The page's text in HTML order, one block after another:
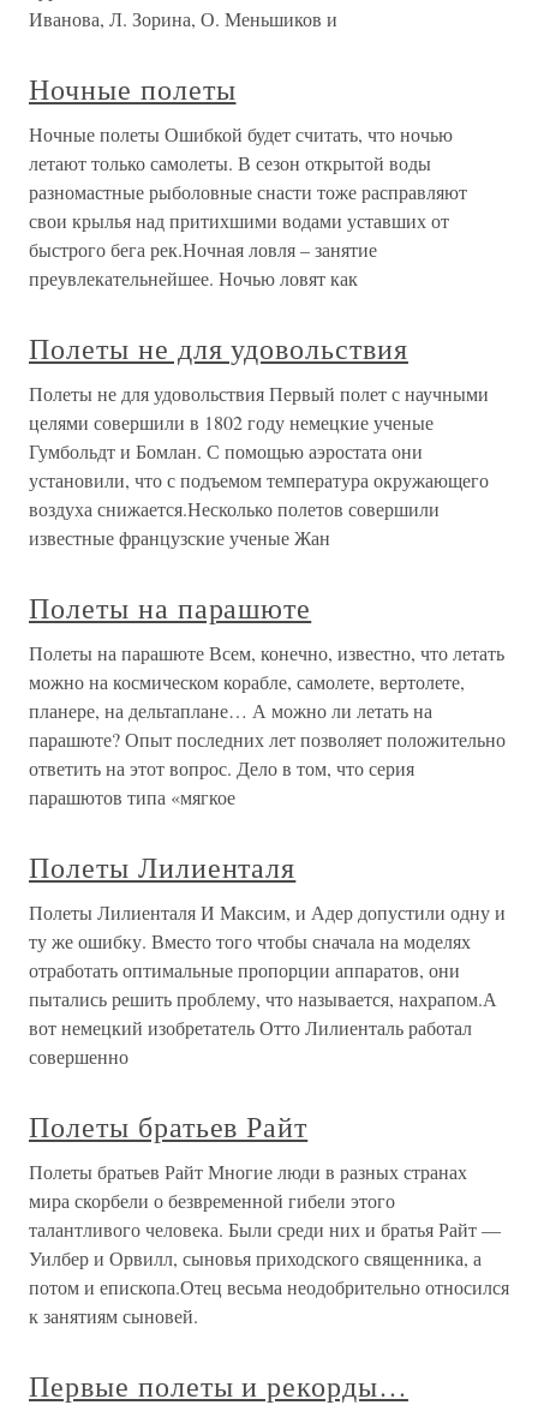
Иванова, Л. Зорина, О. Меньшиков и
Ночные полеты
Ночные полеты Ошибкой будет считать, что ночью
летают только самолеты. В сезон открытой воды
разномастные рыболовные снасти тоже расправляют
свои крылья над притихшими водами уставших от
быстрого бега рек.Ночная ловля – занятие
преувлекательнейшее. Ночью ловят как
Полеты не для удовольствия
Полеты не для удовольствия Первый полет с научными
целями совершили в 1802 году немецкие ученые
Гумбольдт и Бомлан. С помощью аэростата они
установили, что с подъемом температура окружающего
воздуха снижается.Несколько полетов совершили
известные французские ученые Жан
Полеты на парашюте
Полеты на парашюте Всем, конечно, известно, что летать
можно на космическом корабле, самолете, вертолете,
планере, на дельтаплане… А можно ли летать на
парашюте? Опыт последних лет позволяет положительно
ответить на этот вопрос. Дело в том, что серия
парашютов типа «мягкое
Полеты Лилиенталя
Полеты Лилиенталя И Максим, и Адер допустили одну и
ту же ошибку. Вместо того чтобы сначала на моделях
отработать оптимальные пропорции аппаратов, они
пытались решить проблему, что называется, нахрапом.А
вот немецкий изобретатель Отто Лилиенталь работал
совершенно
Полеты братьев Райт
Полеты братьев Райт Многие люди в разных странах
мира скорбели о безвременной гибели этого
талантливого человека. Были среди них и братья Райт —
Уилбер и Орвилл, сыновья приходского священника, а
потом и епископа.Отец весьма неодобрительно относился
к занятиям сыновей.
Первые полеты и рекорды…